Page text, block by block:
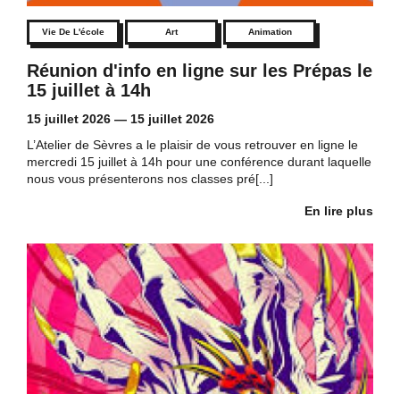
Vie De L'école Art Animation
Réunion d'info en ligne sur les Prépas le
15 juillet à 14h
15 juillet 2026 — 15 juillet 2026
L’Atelier de Sèvres a le plaisir de vous retrouver en ligne le
mercredi 15 juillet à 14h pour une conférence durant laquelle
nous vous présenterons nos classes pré[...]
En lire plus